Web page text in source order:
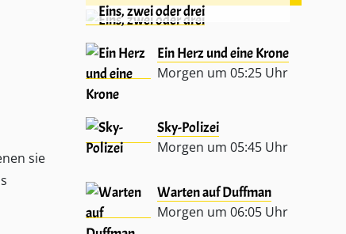
sie
Eins, zwei oder drei
Ein Herz und eine Krone
Morgen um 05:25 Uhr
Sky-Polizei
Morgen um 05:45 Uhr
Warten auf Duffman
Morgen um 06:05 Uhr